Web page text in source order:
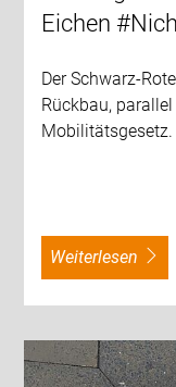
Eichen
Der Schwarz-
Rückbau,
Mobilitätsgesetz.
weiterlesen